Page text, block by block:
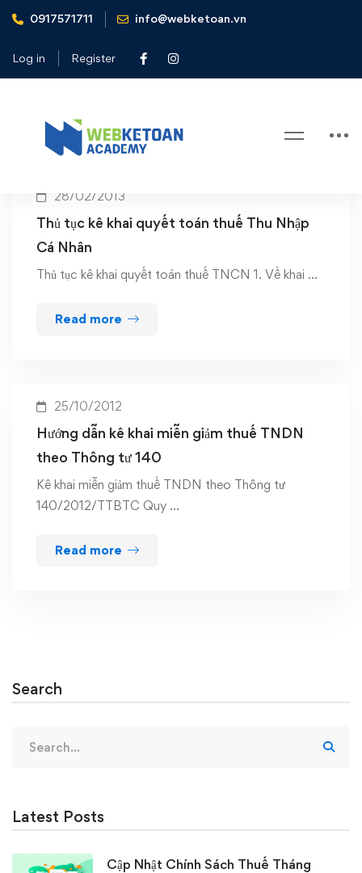
0917571711 info@webketoan.vn
Log in Register
Home huong dan ke khai thue
Tag: huong dan ke khai thue
28/02/2013
Thủ tục kê khai quyết toán thuế Thu Nhập
Cá Nhân
Thủ tục kê khai quyết toán thuế TNCN 1. Về khai …
Read more
25/10/2012
Hướng dẫn kê khai miễn giảm thuế TNDN
theo Thông tư 140
Kê khai miễn giảm thuế TNDN theo Thông tư
140/2012/TTBTC Quy …
Read more
Search
for:
Latest Posts
Cập Nhật Chính Sách Thuế Tháng